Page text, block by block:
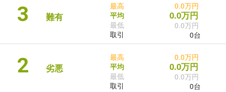
3 難有
最高
平均
最低
取引
0.0万円
0.0万円
0.0万円
0台
2 劣悪
最高
平均
最低
取引
0.0万円
0.0万円
0.0万円
0台